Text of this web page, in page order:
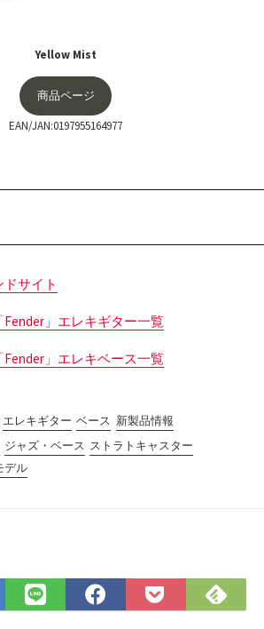
Yellow Mist
商品ページ
EAN/JAN:0197955164977
サイト
」エレキギター一覧
」エレキベース一覧
エレキギター ベース 新製品情報
ジャズ・ベース ストラトキャスター
デル
LINE
で
Facebook
で
Pocket
に
で